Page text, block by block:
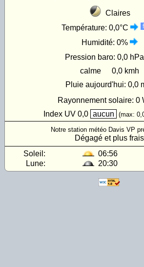
Claires
Température: 0,0°C
Humidité: 0%
Pression baro: 0,0 hPa
calme
0,0 kmh
Pluie aujourd'hui: 0,0
Rayonnement solaire: 0
Index UV 0,0 aucun (max:
Notre station météo Davis VP
Dégagé et plus frais
Soleil:
06:56
Lune:
20:30